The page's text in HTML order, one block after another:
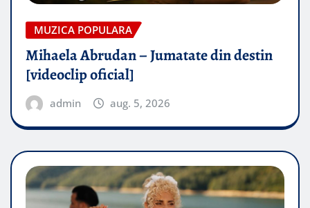
MUZICA POPULARA
Mihaela Abrudan – Jumatate din destin
[videoclip oficial]
admin aug. 5, 2026